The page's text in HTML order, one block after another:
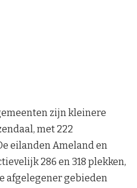
zijn kleinere
met 222
eilanden Ameland en
286 en 318 plekken,
afgelegener gebieden